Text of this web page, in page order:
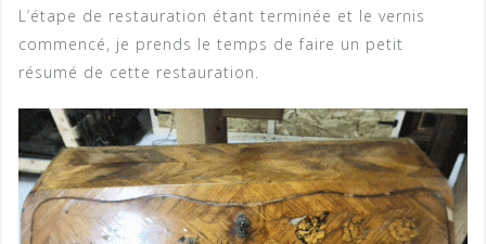
L’étape de restauration étant terminée et le vernis
commencé, je prends le temps de faire un petit
résumé de cette restauration.